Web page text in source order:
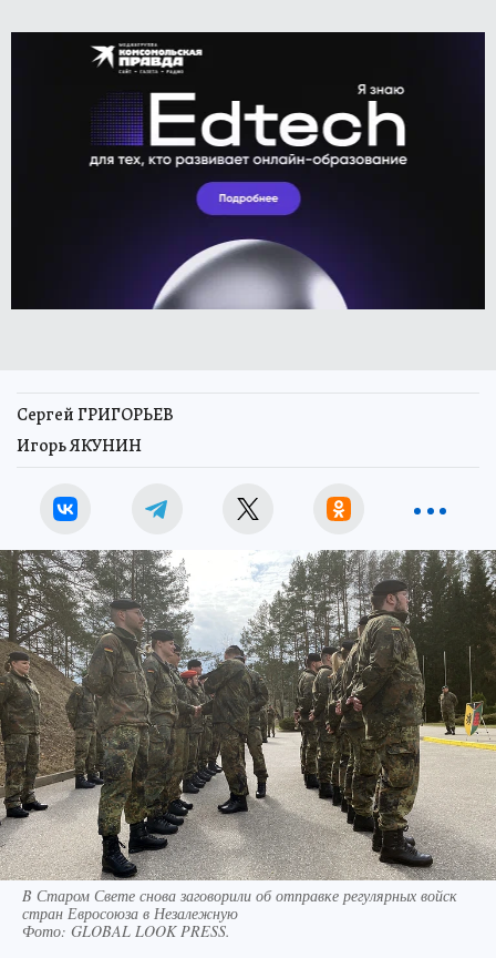
Сергей ГРИГОРЬЕВ
Игорь ЯКУНИН
B Старом Свете снова заговорили об отправке регулярных войск
стран Евросоюза в Незалежную
Фото: GLOBAL LOOK PRESS.